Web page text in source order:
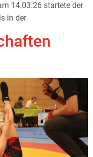
14.03.26 startete der
in der